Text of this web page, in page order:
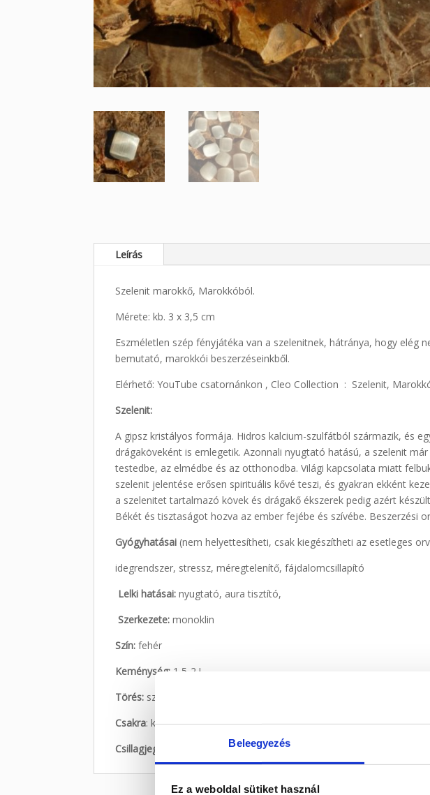
Beleegyezés
Ez a weboldal sütiket használ
Leírás
Szelenit marokkő, Marokkóból.
Mérete: kb. 3 x 3,5 cm
Eszméletlen szép fényjátéka van a szelenitnek, hátránya, hogy elég
bemutató, marokkói beszerzéseinkből.
Elérhető: YouTube csatornánkon , Cleo Collection : Szelenit,
Szelenit:
A gipsz kristályos formája. Hidros kalcium-szulfátból származik, és
drágaköveként is emlegetik. Azonnali nyugtató hatású, a szelenit
testedbe, az elmédbe és az otthonodba. Világi kapcsolata miatt
szelenit jelentése erősen spirituális kővé teszi, és gyakran ekként
a szelenitet tartalmazó kövek és drágakő ékszerek pedig azért
Békét és tisztaságot hozva az ember fejébe és szívébe. Beszerzési
Gyógyhatásai (nem helyettesítheti, csak kiegészítheti az esetleges
idegrendszer, stressz, méregtelenítő, fájdalomcsillapító
Lelki hatásai:nyugtató, aura tisztító,
Szerkezete: monoklin
Szín: fehér
Keménység: 1,5-2 !
Törés: szilánkos, egyenetlen
Csakra: korona
Csillagjegy: